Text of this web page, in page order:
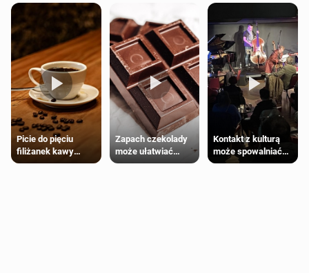
Picie do pięciu
filiżanek kawy
dziennie jest
Zapach czekolady
może ułatwiać
trening siłowy
Kontakt z kulturą
może spowalniać
starzenie